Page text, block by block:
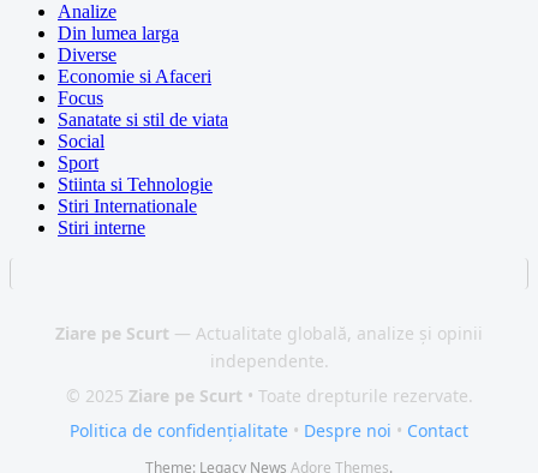
Analize
Din lumea larga
Diverse
Economie si Afaceri
Focus
Sanatate si stil de viata
Social
Sport
Stiinta si Tehnologie
Stiri Internationale
Stiri interne
Ziare pe Scurt — Actualitate globală, analize și opinii
independente.
© 2025 Ziare pe Scurt • Toate drepturile rezervate.
Politica de confidențialitate • Despre noi • Contact
Theme: Legacy News Adore Themes.